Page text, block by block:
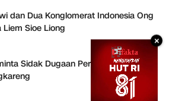
dan Dua Konglomerat Indonesia Ong
Sioe Liong
Sidak Dugaan Perakitan HP
×